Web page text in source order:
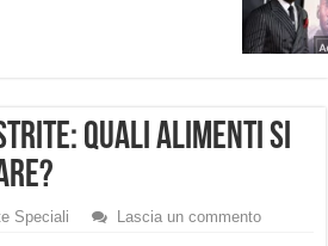
quali alimenti si
Speciali Lascia un commento